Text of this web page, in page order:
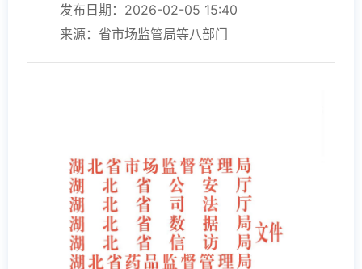
发布日期：2026-02-05 15:40
来源：省市场监管局等八部门